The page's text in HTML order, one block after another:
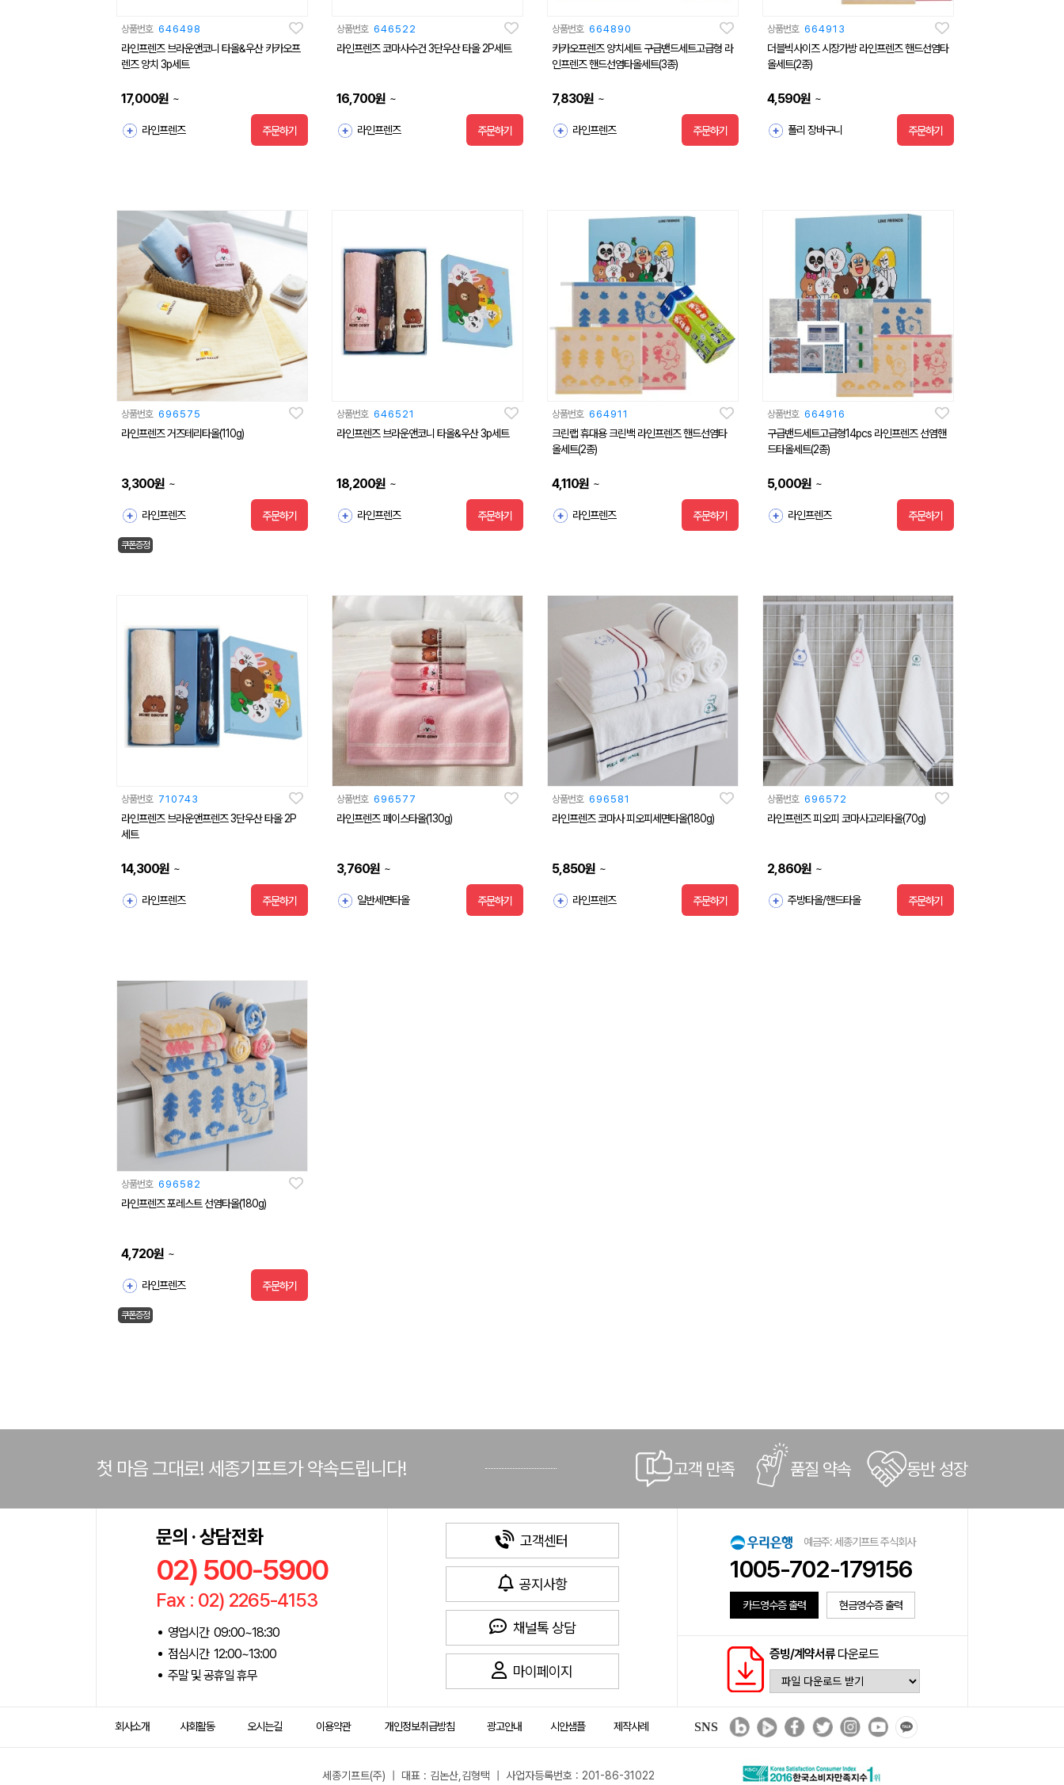
상품번호 646498
라인프렌즈 브라운앤코니 타올&우산 카카오프
렌즈 양치 3p세트
17,000원 ~
라인프렌즈 주문하기
상품번호 646522
라인프렌즈 코마사수건 3단우산 타올 2P세트
16,700원 ~
라인프렌즈 주문하기
상품번호 664890
카카오프렌즈 양치세트 구급밴드세트고급형 라
인프렌즈 핸드선염타올세트(3종)
7,830원 ~
라인프렌즈 주문하기
상품번호 664913
더블빅사이즈 시장가방 라인프렌즈 핸드선염타
올세트(2종)
4,590원 ~
폴리 장바구니 주문하기
상품번호 696575
라인프렌즈 거즈테리타올(110g)
3,300원 ~
라인프렌즈 주문하기
쿠폰증정
상품번호 646521
라인프렌즈 브라운앤코니 타올&우산 3p세트
18,200원 ~
라인프렌즈 주문하기
상품번호 664911
크린랩 휴대용 크린백 라인프렌즈 핸드선염타
올세트(2종)
4,110원 ~
라인프렌즈 주문하기
상품번호 664916
구급밴드세트고급형14pcs 라인프렌즈 선염핸
드타올세트(2종)
5,000원 ~
라인프렌즈 주문하기
상품번호 710743
라인프렌즈 브라운앤프렌즈 3단우산 타올 2P
세트
14,300원 ~
라인프렌즈 주문하기
상품번호 696577
라인프렌즈 페이스타올(130g)
3,760원 ~
일반세면타올 주문하기
상품번호 696581
라인프렌즈 코마사 피오피세면타올(180g)
5,850원 ~
라인프렌즈 주문하기
상품번호 696572
라인프렌즈 피오피 코마사고리타올(70g)
2,860원 ~
주방타올/핸드타올 주문하기
상품번호 696582
라인프렌즈 포레스트 선염타올(180g)
4,720원 ~
라인프렌즈 주문하기
쿠폰증정
첫 마음 그대로! 세종기프트가 약속드립니다! 고객 만족 품질 약속 동반 성장
문의 · 상담전화
02) 500-5900
Fax : 02) 2265-4153
영업시간 09:00~18:30
점심시간 12:00~13:00
주말 및 공휴일 휴무
고객센터
공지사항
채널톡 상담
마이페이지
예금주: 세종기프트 주식회사
1005-702-179156
카드영수증 출력 현금영수증 출력
증빙/계약서류다운로드
회사소개 사회활동 오시는길 이용약관 개인정보취급방침 광고안내 시안샘플 제작사례 SNS
세종기프트(주) | 대표 : 김논산,김형택 | 사업자등록번호 : 201-86-31022